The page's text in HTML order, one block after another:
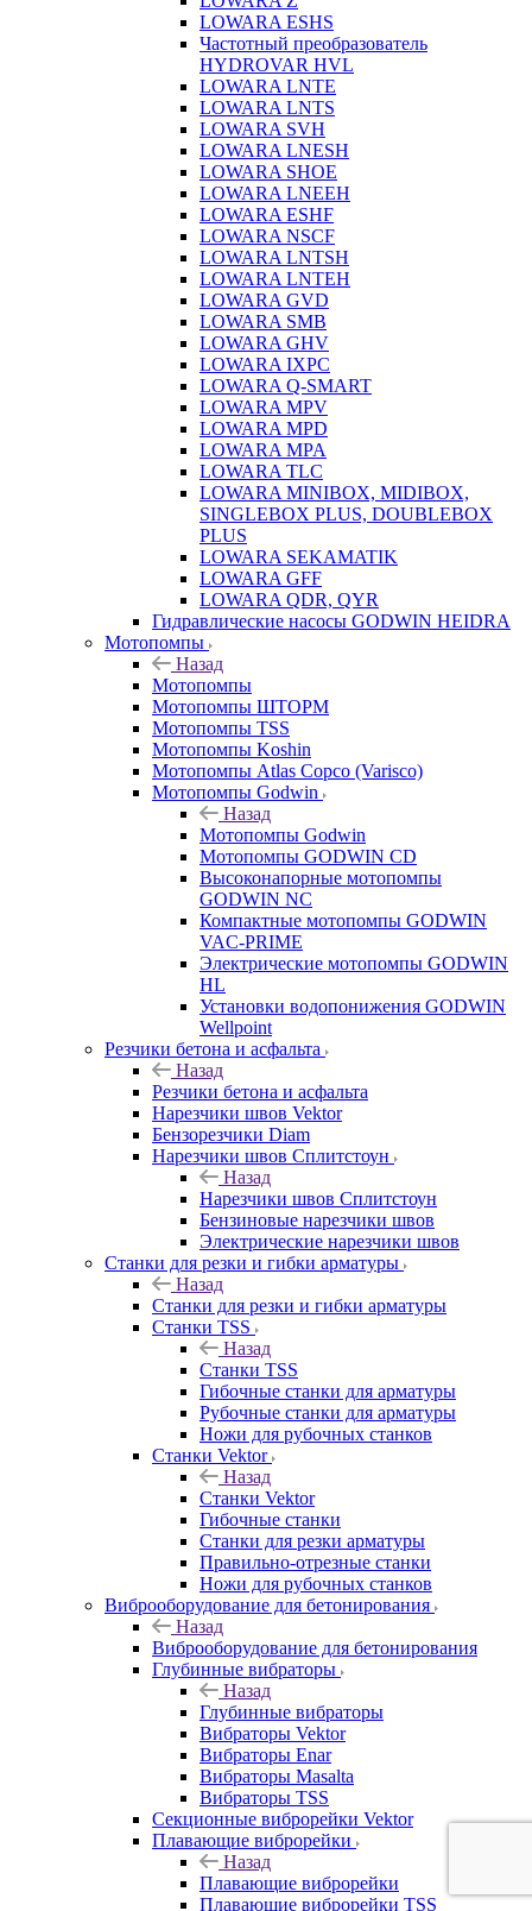
LOWARA ESHS
Частотный преобразователь
HYDROVAR HVL
LOWARA LNTE
LOWARA LNTS
LOWARA SVH
LOWARA LNESH
LOWARA SHOE
LOWARA LNEEH
LOWARA ESHF
LOWARA NSCF
LOWARA LNTSH
LOWARA LNTEH
LOWARA GVD
LOWARA SMB
LOWARA GHV
LOWARA IXPС
LOWARA Q-SMART
LOWARA MPV
LOWARA MPD
LOWARA MPA
LOWARA TLC
LOWARA MINIBOX, MIDIBOX,
SINGLEBOX PLUS, DOUBLEBOX
PLUS
LOWARA SEKAMATIK
LOWARA GFF
LOWARA QDR, QYR
Гидравлические насосы GODWIN HEIDRA
Мотопомпы
Назад
Мотопомпы
Мотопомпы ШТОРМ
Мотопомпы TSS
Мотопомпы Koshin
Мотопомпы Atlas Copco (Varisco)
Мотопомпы Godwin
Назад
Мотопомпы Godwin
Мотопомпы GODWIN CD
Высоконапорные мотопомпы
GODWIN NC
Компактные мотопомпы GODWIN
VAC-PRIME
Электрические мотопомпы GODWIN
HL
Установки водопонижения GODWIN
Wellpoint
Резчики бетона и асфальта
Назад
Резчики бетона и асфальта
Нарезчики швов Vektor
Бензорезчики Diam
Нарезчики швов Сплитстоун
Назад
Нарезчики швов Сплитстоун
Бензиновые нарезчики швов
Электрические нарезчики швов
Станки для резки и гибки арматуры
Назад
Станки для резки и гибки арматуры
Станки TSS
Назад
Станки TSS
Гибочные станки для арматуры
Рубочные станки для арматуры
Ножи для рубочных станков
Станки Vektor
Назад
Станки Vektor
Гибочные станки
Станки для резки арматуры
Правильно-отрезные станки
Ножи для рубочных станков
Виброоборудование для бетонирования
Назад
Виброоборудование для бетонирования
Глубинные вибраторы
Назад
Глубинные вибраторы
Вибраторы Vektor
Вибраторы Enar
Вибраторы Masalta
Вибраторы TSS
Секционные виброрейки Vektor
Плавающие виброрейки
Назад
Плавающие виброрейки
Плавающие виброрейки TSS